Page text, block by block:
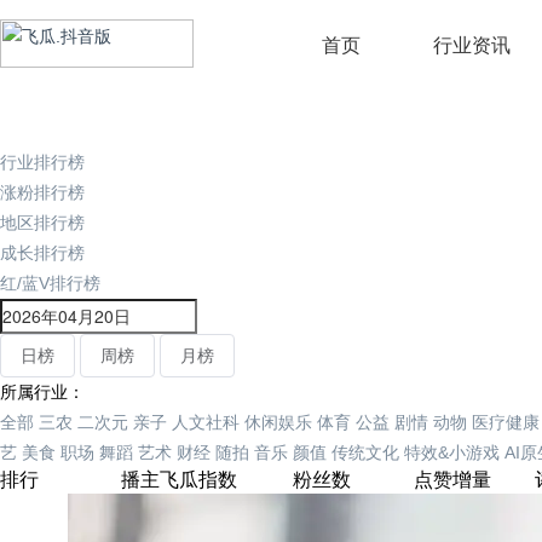
首页 行业资讯
行业排行榜
涨粉排行榜
地区排行榜
成长排行榜
红/蓝V排行榜
日榜 周榜
月榜
所属行业：
全部 三农 二次元 亲子 人文社科 休闲娱乐 体育 公益 剧情 动物 医疗健康
艺 美食 职场 舞蹈 艺术 财经 随拍 音乐 颜值 传统文化 特效&小游戏 AI原
排行 播主飞瓜指数 粉丝数 点赞增量